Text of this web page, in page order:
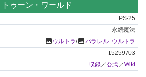
トゥーン・ワールド
PS-25
永続魔法
photo ウルトラ/photoパラレル+ウルトラ
15259703
収録 ／公式 ／Wiki